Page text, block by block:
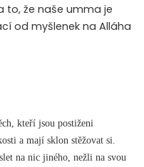
to, že naše umma je
od myšlenek na Alláha
kteří jsou postiženi
a mají sklon stěžovat si.
na nic jiného, nežli na svou